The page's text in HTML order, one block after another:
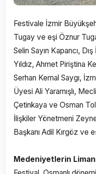
Festivale İzmir
Tugay ve eşi Öznur
Selin Sayın Kapancı,
Yıldız, Ahmet Piriştina
Serhan Kemal Saygı,
Üyesi Ali Yaramışlı,
Çetinkaya ve Osman
İlişkiler Yönetmeni
Başkanı Adil Kırgöz ve
Medeniyetlerin